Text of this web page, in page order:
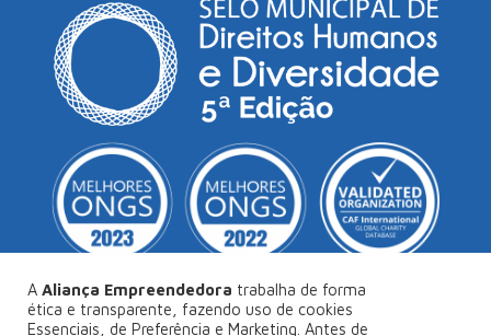
A Aliança Empreendedora trabalha de forma
ética e transparente, fazendo uso de cookies
Essenciais, de Preferência e Marketing. Antes de